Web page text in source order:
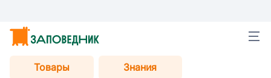
Товары Знания